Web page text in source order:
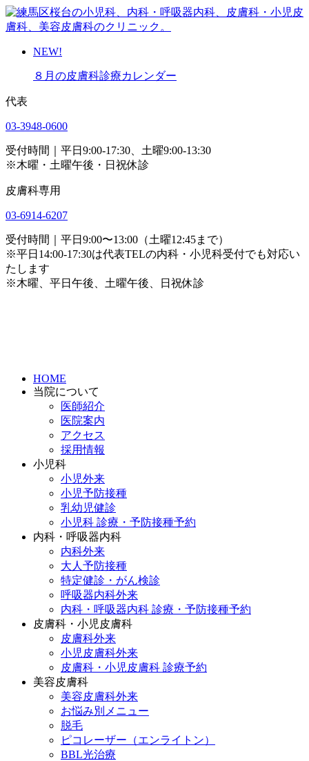
NEW!
８月の皮膚科診療カレンダー
代表
03-3948-0600
受付時間｜平日9:00-17:30、土曜9:00-13:30
※木曜・土曜午後・日祝休診
皮膚科専用
03-6914-6207
受付時間｜平日9:00〜13:00（土曜12:45まで）
※平日14:00-17:30は代表TELの内科・小児科受付でも対応い
たします
※木曜、平日午後、土曜午後、日祝休診
HOME
当院について
医師紹介
医院案内
アクセス
採用情報
小児科
小児外来
小児予防接種
乳幼児健診
小児科 診療・予防接種予約
内科・呼吸器内科
内科外来
大人予防接種
特定健診・がん検診
呼吸器内科外来
内科・呼吸器内科 診療・予防接種予約
皮膚科・小児皮膚科
皮膚科外来
小児皮膚科外来
皮膚科・小児皮膚科 診療予約
美容皮膚科
美容皮膚科外来
お悩み別メニュー
脱毛
ピコレーザー（エンライトン）
BBL光治療